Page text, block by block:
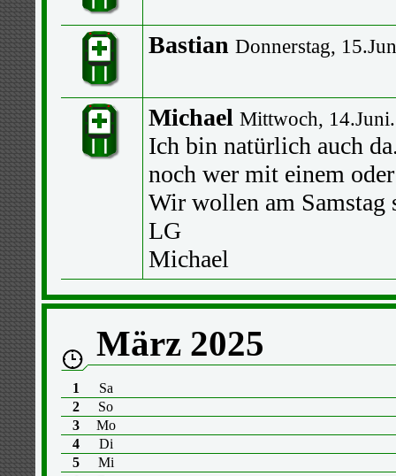
Bastian Donnerstag,
Michael Mittwoch,
Ich bin natürlich auch
noch wer mit einem
Wir wollen am
LG
Michael
März 2025
1
Sa
2
So
3
Mo
4
Di
5
Mi